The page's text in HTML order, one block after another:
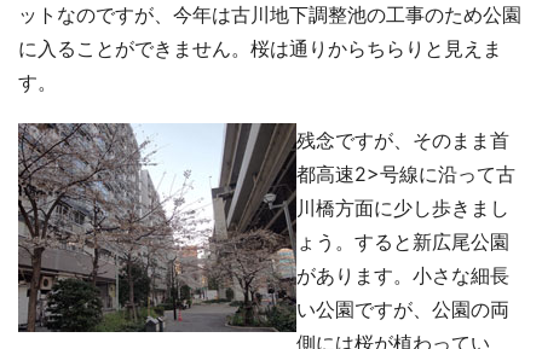
ットなのですが、今年は古川地下調整池の工事のため公園
に入ることができません。桜は通りからちらりと見えま
す。
残念ですが、そのまま首
都高速2>号線に沿って古
川橋方面に少し歩きまし
ょう。すると新広尾公園
があります。小さな細長
い公園ですが、公園の両
側には桜が植わってい